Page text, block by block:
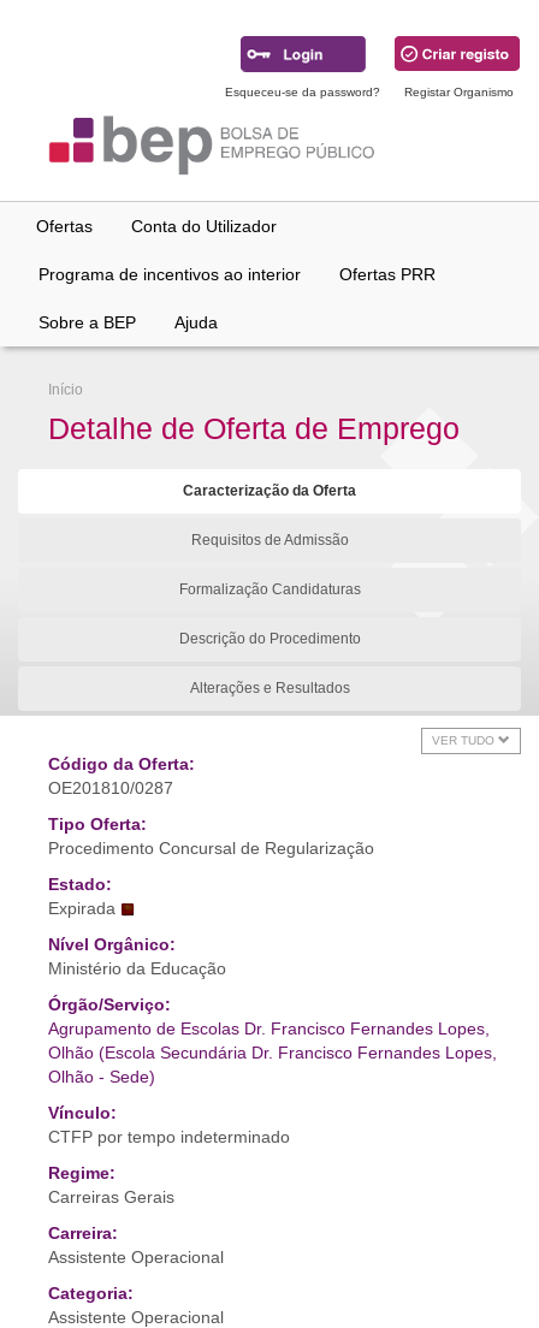
Esqueceu-se da password? Registar Organismo
Ofertas Conta do Utilizador
Programa de incentivos ao interior Ofertas PRR
Sobre a BEP Ajuda
Início
Detalhe de Oferta de Emprego
Caracterização da Oferta
Requisitos de Admissão
Formalização Candidaturas
Descrição do Procedimento
Alterações e Resultados
VER TUDO
Código da Oferta:
OE201810/0287
Tipo Oferta:
Procedimento Concursal de Regularização
Estado:
Expirada
Nível Orgânico:
Ministério da Educação
Órgão/Serviço:
Agrupamento de Escolas Dr. Francisco Fernandes Lopes,
Olhão (Escola Secundária Dr. Francisco Fernandes Lopes,
Olhão - Sede)
Vínculo:
CTFP por tempo indeterminado
Regime:
Carreiras Gerais
Carreira:
Assistente Operacional
Categoria:
Assistente Operacional